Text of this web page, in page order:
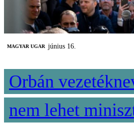
MAGYAR UGAR június 16.
Orbán
nem lehet